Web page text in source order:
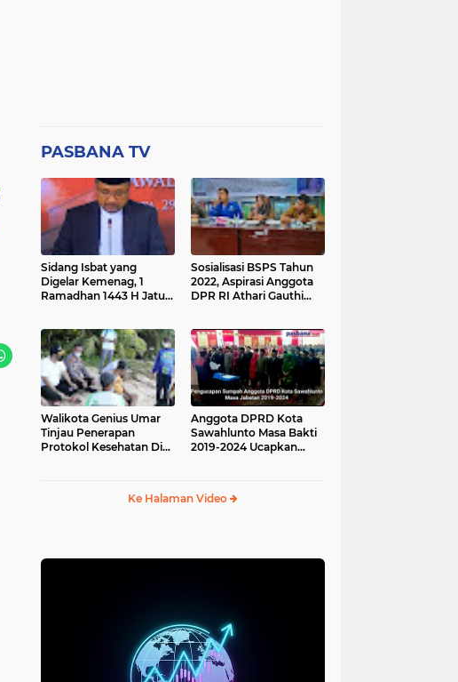
PASBANA TV
Sidang Isbat yang
Digelar Kemenag, 1
Ramadhan 1443 H Jatuh
Sosialisasi BSPS Tahun
2022, Aspirasi Anggota
DPR RI Athari Gauthi
Walikota Genius Umar
Tinjau Penerapan
Protokol Kesehatan Di
Anggota DPRD Kota
Sawahlunto Masa Bakti
2019-2024 Ucapkan
Ke Halaman Video